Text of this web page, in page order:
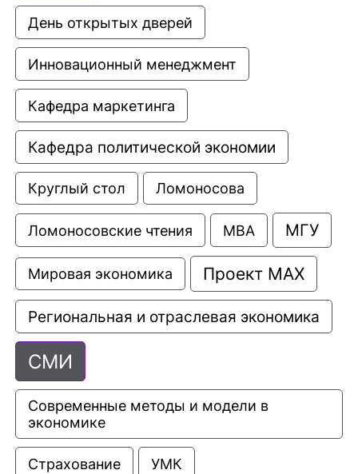
День открытых дверей
Инновационный менеджмент
Кафедра маркетинга
Кафедра политической экономии
Круглый стол Ломоносова
Ломоносовские чтения МВА МГУ
Мировая экономика Проект МАХ
Региональная и отраслевая экономика
СМИ
Современные методы и модели в
экономике
Страхование УМК